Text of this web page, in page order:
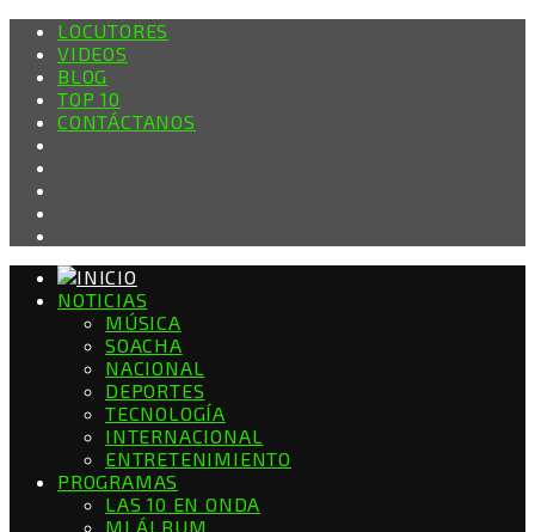
LOCUTORES
VIDEOS
BLOG
TOP 10
CONTÁCTANOS
NOTICIAS
MÚSICA
SOACHA
NACIONAL
DEPORTES
TECNOLOGÍA
INTERNACIONAL
ENTRETENIMIENTO
PROGRAMAS
LAS 10 EN ONDA
MI ÁLBUM